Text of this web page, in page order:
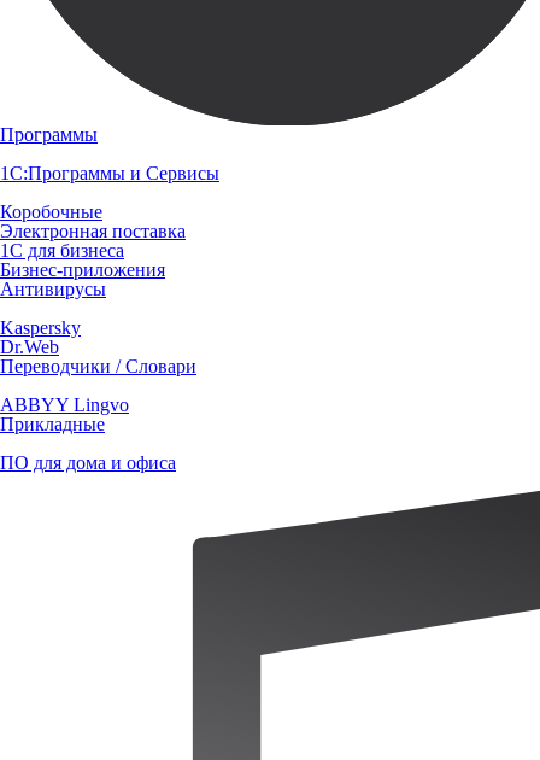
Программы
1С:Программы и Сервисы
Коробочные
Электронная поставка
1С для бизнеса
Бизнес-приложения
Антивирусы
Kaspersky
Dr.Web
Переводчики / Словари
ABBYY Lingvo
Прикладные
ПО для дома и офиса